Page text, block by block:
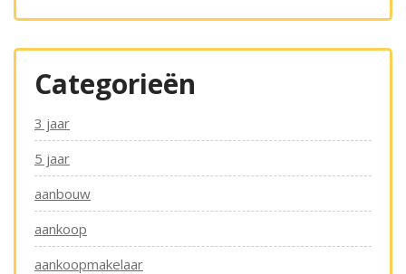
Categorieën
3 jaar
5 jaar
aanbouw
aankoop
aankoopmakelaar